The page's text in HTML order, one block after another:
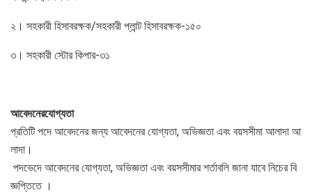
২। সহকারী হিসাবরক্ষক/সহকারী প্লান্ট হিসাবরক্ষক-১৫০
৩। সহকারী স্টোর কিপার-৩১
আবেদনেরযোগ্যতা
প্রতিটি পদে আবেদনের জন্য আবেদনের যোগ্যতা, অভিজ্ঞতা এবং বয়সসীমা আলাদা আ
লাদা।
পদভেদে আবেদনের যোগ্যতা, অভিজ্ঞতা এবং বয়সসীমার শর্তাবলি জানা যাবে নিচের বি
জ্ঞপ্তিতে ।